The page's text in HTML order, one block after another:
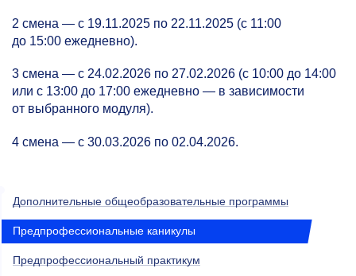
2 смена — с 19.11.2025 по 22.11.2025 (с 11:00
до 15:00 ежедневно).
3 смена — с 24.02.2026 по 27.02.2026 (с 10:00 до 14:00
или c 13:00 до 17:00 ежедневно — в зависимости
от выбранного модуля).
4 смена — с 30.03.2026 по 02.04.2026.
Дополнительные общеобразовательные программы
Предпрофессиональные каникулы
Предпрофессиональный практикум